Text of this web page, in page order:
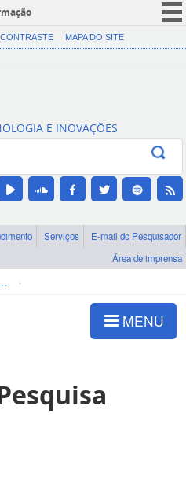
CORONAVÍRUS (COVID-19)
Canais
MAPA DO SITE
E INOVAÇÕES
Serviços
E-mail do Pesquisador
Área de imprensa
Vigentes
MENU